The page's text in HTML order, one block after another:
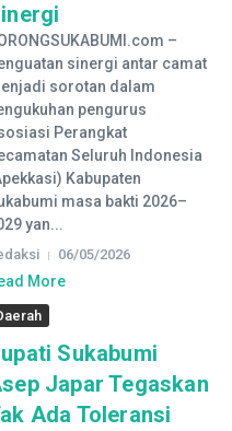
–
sinergi antar camat
sorotan dalam
pengurus
Perangkat
Seluruh Indonesia
Kabupaten
masa bakti 2026–
yan...
06/05/2026
More
Sukabumi
Japar Tegaskan
Ada Toleransi